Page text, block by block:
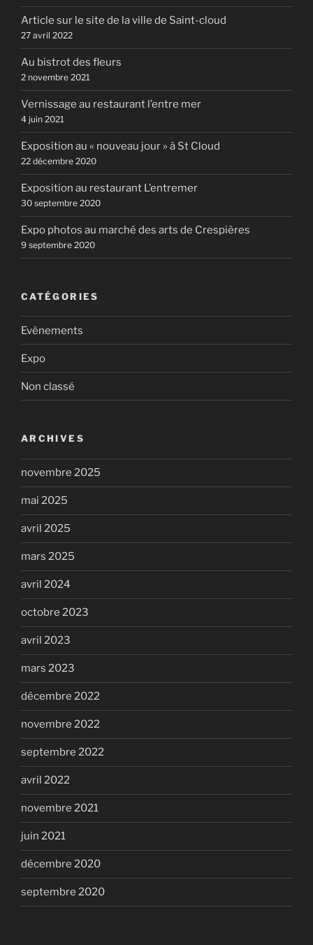
Article sur le site de la ville de Saint-cloud
27 avril 2022
Au bistrot des fleurs
2 novembre 2021
Vernissage au restaurant l’entre mer
4 juin 2021
Exposition au « nouveau jour » à St Cloud
22 décembre 2020
Exposition au restaurant L’entremer
30 septembre 2020
Expo photos au marché des arts de Crespières
9 septembre 2020
CATÉGORIES
Evènements
Expo
Non classé
ARCHIVES
novembre 2025
mai 2025
avril 2025
mars 2025
avril 2024
octobre 2023
avril 2023
mars 2023
décembre 2022
novembre 2022
septembre 2022
avril 2022
novembre 2021
juin 2021
décembre 2020
septembre 2020